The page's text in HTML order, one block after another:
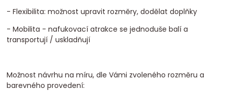
- Flexibilita: možnost upravit rozměry, dodělat doplňky
- Mobilita - nafukovací atrakce se jednoduše balí a
transportují / uskladňují
Možnost návrhu na míru, dle Vámi zvoleného rozměru a
barevného provedení: